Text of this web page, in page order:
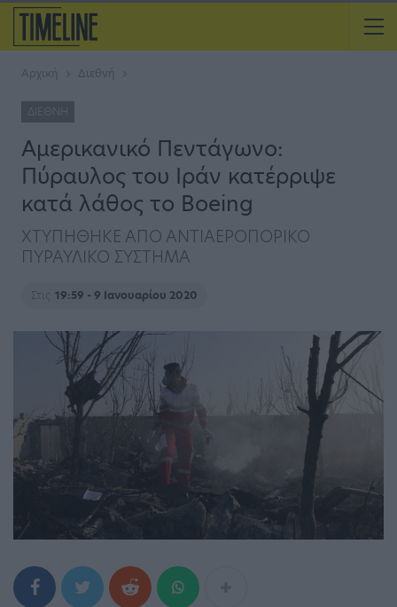
Αρχική Διεθνή
ΔΙΕΘΝΉ
Αμερικανικό Πεντάγωνο:
Πύραυλος του Ιράν κατέρριψε
κατά λάθος το Boeing
ΧΤΥΠΗΘΗΚΕ ΑΠΟ ΑΝΤΙΑΕΡΟΠΟΡΙΚΟ
ΠΥΡΑΥΛΙΚΟ ΣΥΣΤΗΜΑ
Στις 19:59 - 9 Ιανουαρίου 2020